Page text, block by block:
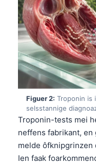
Figuer 2: Troponin is
selsstannige
Troponin-tests mei
neffens fabrikant,
melde ôfknipgrinzen
Ien faak